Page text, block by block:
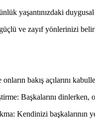
yaşantınızdaki
ve zayıf yönlerinizi
onların bakış açılarını
Başkalarını dinlerken,
Kendinizi başkalarının